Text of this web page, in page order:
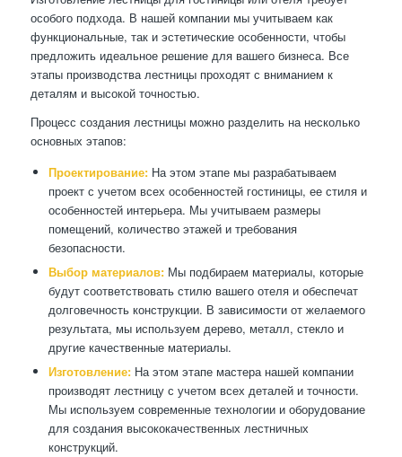
особого подхода. В нашей компании мы учитываем как
функциональные, так и эстетические особенности, чтобы
предложить идеальное решение для вашего бизнеса. Все
этапы производства лестницы проходят с вниманием к
деталям и высокой точностью.
Процесс создания лестницы можно разделить на несколько
основных этапов:
Проектирование:На этом этапе мы разрабатываем
проект с учетом всех особенностей гостиницы, ее стиля и
особенностей интерьера. Мы учитываем размеры
помещений, количество этажей и требования
безопасности.
Выбор материалов:Мы подбираем материалы, которые
будут соответствовать стилю вашего отеля и обеспечат
долговечность конструкции. В зависимости от желаемого
результата, мы используем дерево, металл, стекло и
другие качественные материалы.
Изготовление:На этом этапе мастера нашей компании
производят лестницу с учетом всех деталей и точности.
Мы используем современные технологии и оборудование
для создания высококачественных лестничных
конструкций.